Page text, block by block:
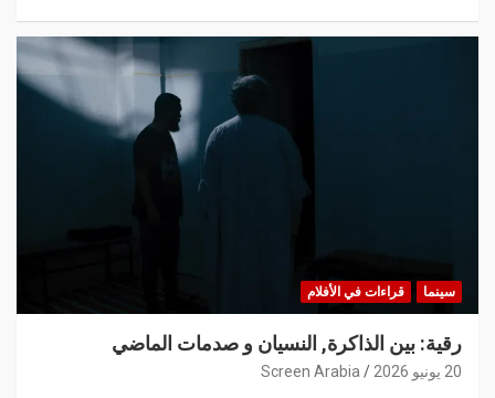
سينما قراءات في الأفلام
رقية: بين الذاكرة, النسيان و صدمات الماضي
20 يونيو 2026 Screen Arabia